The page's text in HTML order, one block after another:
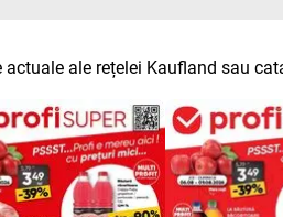
actuale ale rețelei Kaufland sau